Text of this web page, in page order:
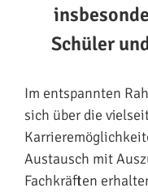
Schüler
Im entspannten
sich über die
Austausch mit
Fachkräften